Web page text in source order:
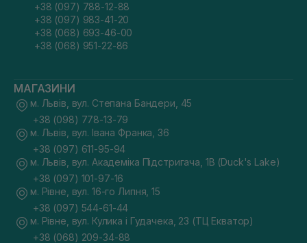
+38 (097) 788-12-88
+38 (097) 983-41-20
+38 (068) 693-46-00
+38 (068) 951-22-86
МАГАЗИНИ
м. Львів, вул. Степана Бандери, 45
+38 (098) 778-13-79
м. Львів, вул. Івана Франка, 36
+38 (097) 611-95-94
м. Львів, вул. Академіка Підстригача, 1В (Duck's Lake)
+38 (097) 101-97-16
м. Рівне, вул. 16-го Липня, 15
+38 (097) 544-61-44
м. Рівне, вул. Кулика і Гудачека, 23 (ТЦ Екватор)
+38 (068) 209-34-88